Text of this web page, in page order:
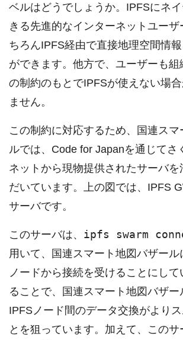
ベルはどうでしょうか。IPFSにネ
きる先進的なインターネットユーザ
ちろんIPFS経由で直接地理空間情
ができます。他方で、ユーザーも組
の制約のもとでIPFSが使えない場
ません。
この制約に対応するため、国連ス
ルでは、Code for Japanを通じてさ
ネットから現物提供されたサーバを
だいています。上の図では、IPFS
サーバです。
このサーバは、 ipfs swarm
用いて、国連スマート地図バザー
ノードから接続を受けることにし
ることで、国連スマート地図バザー
IPFSノード間のデータ交換がより
とを狙っています。加えて、このサ